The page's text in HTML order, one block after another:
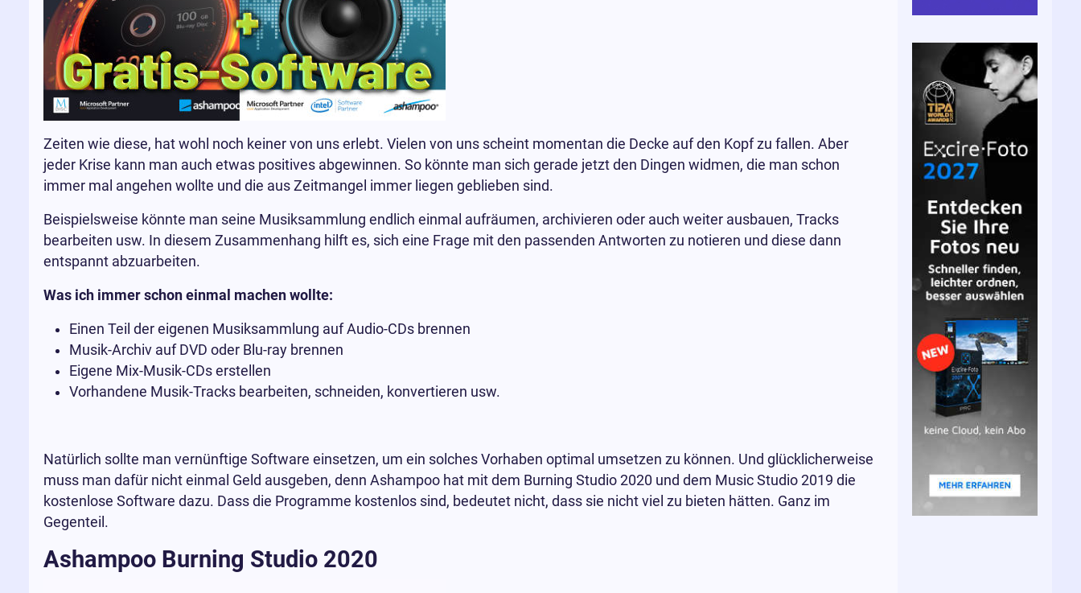
Zeiten wie diese, hat wohl noch keiner von uns erlebt. Vielen von uns scheint momentan die Decke auf den Kopf zu fallen. Aber
jeder Krise kann man auch etwas positives abgewinnen. So könnte man sich gerade jetzt den Dingen widmen, die man schon
immer mal angehen wollte und die aus Zeitmangel immer liegen geblieben sind.
Beispielsweise könnte man seine Musiksammlung endlich einmal aufräumen, archivieren oder auch weiter ausbauen, Tracks
bearbeiten usw. In diesem Zusammenhang hilft es, sich eine Frage mit den passenden Antworten zu notieren und diese dann
entspannt abzuarbeiten.
Was ich immer schon einmal machen wollte:
Einen Teil der eigenen Musiksammlung auf Audio-CDs brennen
Musik-Archiv auf DVD oder Blu-ray brennen
Eigene Mix-Musik-CDs erstellen
Vorhandene Musik-Tracks bearbeiten, schneiden, konvertieren usw.
Natürlich sollte man vernünftige Software einsetzen, um ein solches Vorhaben optimal umsetzen zu können. Und glücklicherweise
muss man dafür nicht einmal Geld ausgeben, denn Ashampoo hat mit dem Burning Studio 2020 und dem Music Studio 2019 die
kostenlose Software dazu. Dass die Programme kostenlos sind, bedeutet nicht, dass sie nicht viel zu bieten hätten. Ganz im
Gegenteil.
Ashampoo Burning Studio 2020